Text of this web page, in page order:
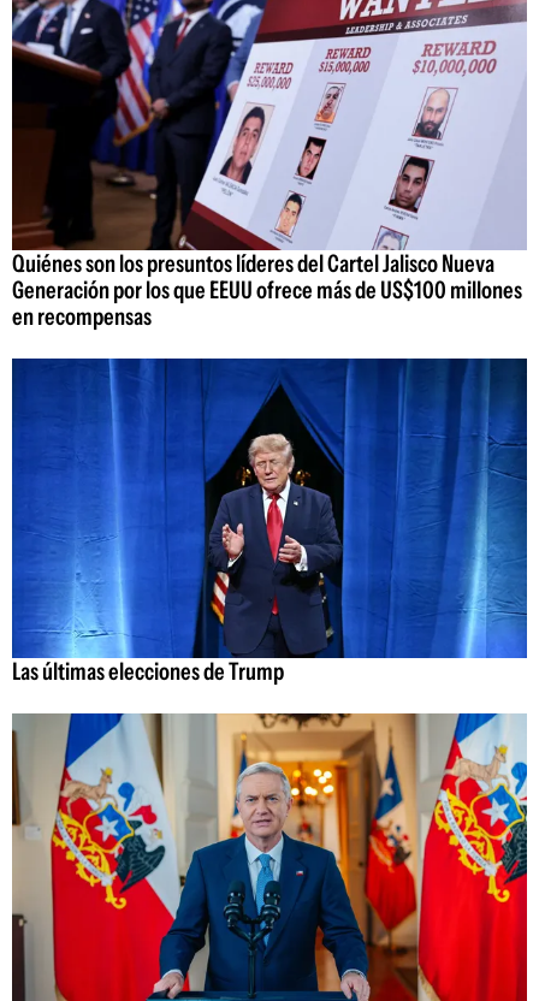
Quiénes son los presuntos líderes del Cartel Jalisco Nueva
Generación por los que EEUU ofrece más de US$100 millones
en recompensas
Las últimas elecciones de Trump